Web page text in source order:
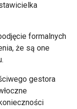
formalnych
że są one
gestora